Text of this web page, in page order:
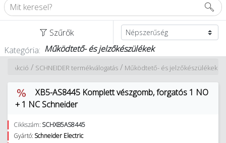
Szűrők
Kategória: Működtető- és jelzőkészülékek
Működtető- és jelzőkészülékek
/
SCHNEIDER termékválogatás
/
Akció
XB5-AS8445 Komplett vészgomb, forgatós 1 NO
+ 1 NC Schneider
Cikkszám: SCHXB5AS8445
Gyártó: Schneider Electric